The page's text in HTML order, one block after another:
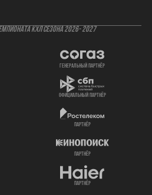
КХЛ СЕЗОНА 2026- 2027
генеральный партнёр
официальный партнёр
партнёр
партнёр
партнёр